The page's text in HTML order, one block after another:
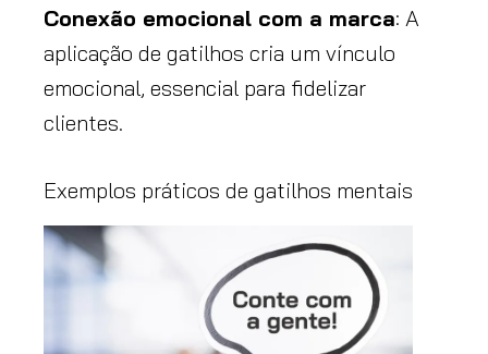
Conexão emocional com a marca: A
aplicação de gatilhos cria um vínculo
emocional, essencial para fidelizar
clientes.
Exemplos práticos de gatilhos mentais